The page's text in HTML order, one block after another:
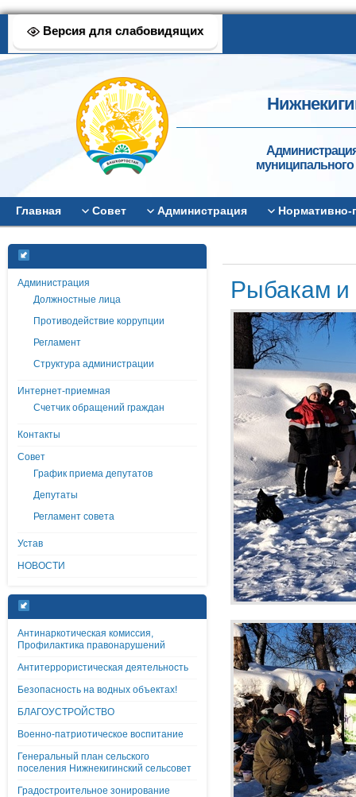
Версия для слабовидящих
муниципального
Главная Совет Администрация
Администрация
Должностные лица
Противодействие коррупции
Регламент
Структура администрации
Интернет-приемная
Счетчик обращений граждан
Контакты
Совет
График приема депутатов
Депутаты
Регламент совета
Устав
НОВОСТИ
Антинаркотическая комиссия,
Профилактика правонарушений
Антитеррористическая деятельность
Безопасность на водных объектах!
БЛАГОУСТРОЙСТВО
Военно-патриотическое воспитание
Генеральный план сельского
поселения Нижнекигинский сельсовет
Градостроительное зонирование
Рыбакам и